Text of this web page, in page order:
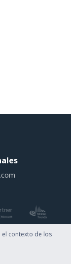
reservados.
contexto de los